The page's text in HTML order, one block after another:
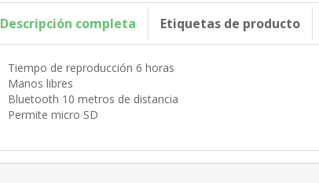
Descripción completa Etiquetas de producto
Tiempo de reproducción 6 horas
Manos libres
Bluetooth 10 metros de distancia
Permite micro SD